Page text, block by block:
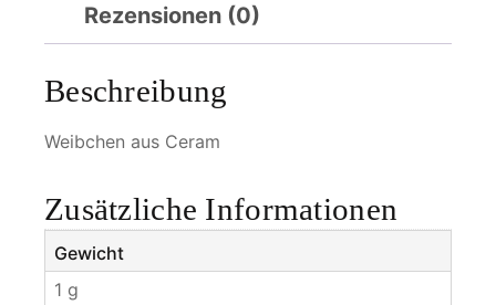
p
i
m
s
p
r
Rezensionen (0)
Beschreibung
Weibchen aus Ceram
Zusätzliche Informationen
Gewicht
1 g